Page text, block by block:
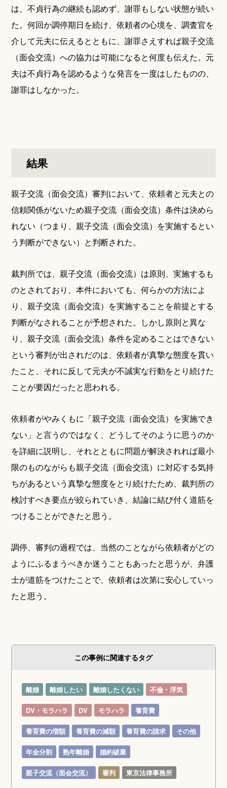
は、不貞行為の継続も認めず、謝罪もしない状態が続い
た。何回か調停期日を続け、依頼者の心境を、調査官を
介して元夫に伝えるとともに、謝罪さえすれば親子交流
（面会交流）への協力は可能になると何度も伝えた。元
夫は不貞行為を認めるような発言を一度はしたものの、
謝罪はしなかった。
結果
親子交流（面会交流）審判において、依頼者と元夫との
信頼関係がないため親子交流（面会交流）条件は決めら
れない（つまり、親子交流（面会交流）を実施するとい
う判断ができない）と判断された。
裁判所では、親子交流（面会交流）は原則、実施するも
のとされており、本件においても、何らかの方法によ
り、親子交流（面会交流）を実施することを前提とする
判断がなされることが予想された。しかし原則と異な
り、親子交流（面会交流）条件を定めることはできない
という審判が出されだのは、依頼者が真摯な態度を貫い
たこと、それに反して元夫が不誠実な行動をとり続けた
ことが要因だったと思われる。
依頼者がやみくもに「親子交流（面会交流）を実施でき
ない」と言うのではなく、どうしてそのように思うのか
を詳細に説明し、それとともに問題が解決されれば最小
限のものながらも親子交流（面会交流）に対応する気持
ちがあるという真摯な態度をとり続けたため、裁判所の
検討すべき要点が絞られていき、結論に結び付く道筋を
つけることができたと思う。
調停、審判の過程では、当然のことながら依頼者がどの
ようにふるまうべきか迷うこともあったと思うが、弁護
士が道筋をつけたことで、依頼者は次第に安心していっ
たと思う。
この事例に関連するタグ
離婚 離婚したい 離婚したくない 不倫・浮気
DV・モラハラ DV モラハラ 養育費
養育費の増額 養育費の減額 養育費の請求 その他
年金分割 熟年離婚 婚約破棄
親子交流（面会交流） 審判 東京法律事務所